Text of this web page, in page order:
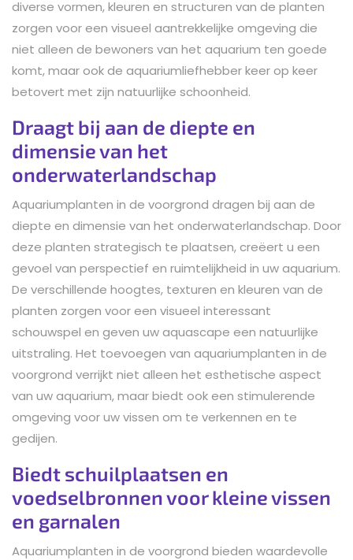
diverse vormen, kleuren en structuren van de planten
zorgen voor een visueel aantrekkelijke omgeving die
niet alleen de bewoners van het aquarium ten goede
komt, maar ook de aquariumliefhebber keer op keer
betovert met zijn natuurlijke schoonheid.
Draagt bij aan de diepte en
dimensie van het
onderwaterlandschap
Aquariumplanten in de voorgrond dragen bij aan de
diepte en dimensie van het onderwaterlandschap. Door
deze planten strategisch te plaatsen, creëert u een
gevoel van perspectief en ruimtelijkheid in uw aquarium.
De verschillende hoogtes, texturen en kleuren van de
planten zorgen voor een visueel interessant
schouwspel en geven uw aquascape een natuurlijke
uitstraling. Het toevoegen van aquariumplanten in de
voorgrond verrijkt niet alleen het esthetische aspect
van uw aquarium, maar biedt ook een stimulerende
omgeving voor uw vissen om te verkennen en te
gedijen.
Biedt schuilplaatsen en
voedselbronnen voor kleine vissen
en garnalen
Aquariumplanten in de voorgrond bieden waardevolle